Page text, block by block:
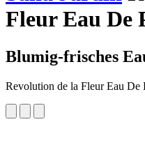
Fleur Eau De
Blumig-frisches
Revolution de la Fleur Eau De